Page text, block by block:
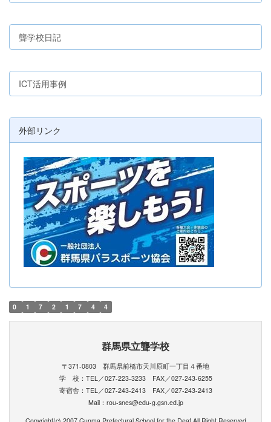
聾学校日記
ICT活用事例
外部リンク
0 1 7 2 1 7 4 4
群馬県立聾学校
〒371-0803 群馬県前橋市天川原町一丁目４番地
学 校：TEL／027-223-3233 FAX／027-243-6255
寄宿舎：TEL／027-243-2413 FAX／027-243-2413
Mail：rou-snes@edu-g.gsn.ed.jp